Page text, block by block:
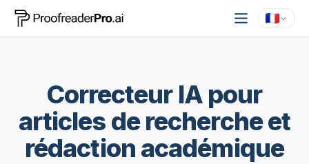
Correcteur IA pour
articles de recherche et
rédaction académique